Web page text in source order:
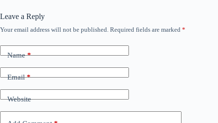
Leave a Reply
Your email address will not be published. Required fields are marked *
Name*
Email*
Website